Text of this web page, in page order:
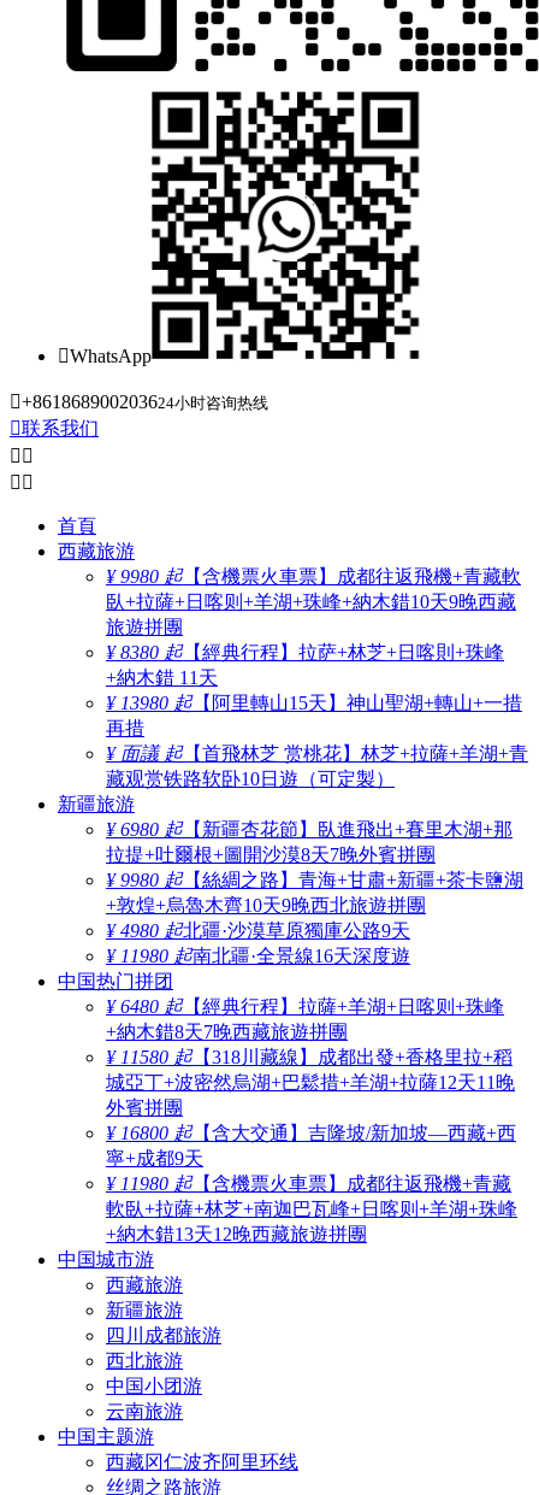
WhatsApp
+861868900203624小时咨询热线
联系我们
 
 
首頁
西藏旅游
¥ 9980 起【含機票火車票】成都往返飛機+青藏軟
臥+拉薩+日喀则+羊湖+珠峰+納木錯10天9晚西藏
旅遊拼團
¥ 8380 起【經典行程】拉萨+林芝+日喀則+珠峰
+納木錯 11天
¥ 13980 起【阿里轉山15天】神山聖湖+轉山+一措
再措
¥ 面議 起【首飛林芝 赏桃花】林芝+拉薩+羊湖+青
藏观赏铁路软卧10日遊（可定製）
新疆旅游
¥ 6980 起【新疆杏花節】臥進飛出+賽里木湖+那
拉提+吐爾根+圖開沙漠8天7晚外賓拼團
¥ 9980 起【絲綢之路】青海+甘肅+新疆+茶卡鹽湖
+敦煌+烏魯木齊10天9晚西北旅遊拼團
¥ 4980 起北疆·沙漠草原獨庫公路9天
¥ 11980 起南北疆·全景線16天深度遊
中国热门拼团
¥ 6480 起【經典行程】拉薩+羊湖+日喀则+珠峰
+納木錯8天7晚西藏旅遊拼團
¥ 11580 起【318川藏線】成都出發+香格里拉+稻
城亞丁+波密然烏湖+巴鬆措+羊湖+拉薩12天11晚
外賓拼團
¥ 16800 起【含大交通】吉隆坡/新加坡—西藏+西
寧+成都9天
¥ 11980 起【含機票火車票】成都往返飛機+青藏
軟臥+拉薩+林芝+南迦巴瓦峰+日喀则+羊湖+珠峰
+納木錯13天12晚西藏旅遊拼團
中国城市游
西藏旅游
新疆旅游
四川成都旅游
西北旅游
中国小团游
云南旅游
中国主题游
西藏冈仁波齐阿里环线
丝绸之路旅游